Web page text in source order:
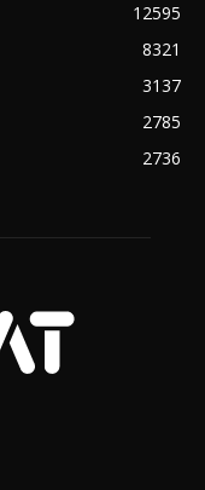
12595
8321
3137
2785
2736